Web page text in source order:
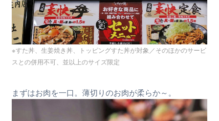
※すた丼、生姜焼き丼、トッピングすた丼が対象／そのほかのサービ
スとの併用不可、並以上のサイズ限定
まずはお肉を一口。薄切りのお肉が柔らか～。